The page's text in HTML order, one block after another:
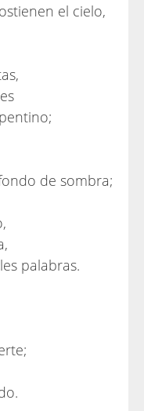
el cielo,
de sombra;
palabras.